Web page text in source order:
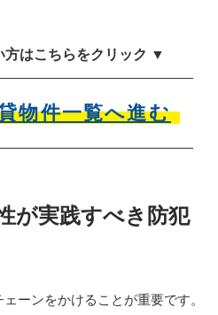
はこちらをクリック ▼
物件一覧へ進む
が実践すべき防犯
ーンをかけることが重要です。